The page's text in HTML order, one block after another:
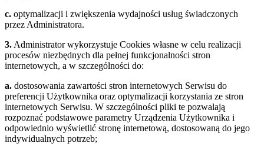
c. optymalizacji i zwiększenia wydajności usług świadczonych
przez Administratora.
3.Administrator wykorzystuje Cookies własne w celu realizacji
procesów niezbędnych dla pełnej funkcjonalności stron
internetowych, a w szczególności do:
a. dostosowania zawartości stron internetowych Serwisu do
preferencji Użytkownika oraz optymalizacji korzystania ze stron
internetowych Serwisu. W szczególności pliki te pozwalają
rozpoznać podstawowe parametry Urządzenia Użytkownika i
odpowiednio wyświetlić stronę internetową, dostosowaną do jego
indywidualnych potrzeb;